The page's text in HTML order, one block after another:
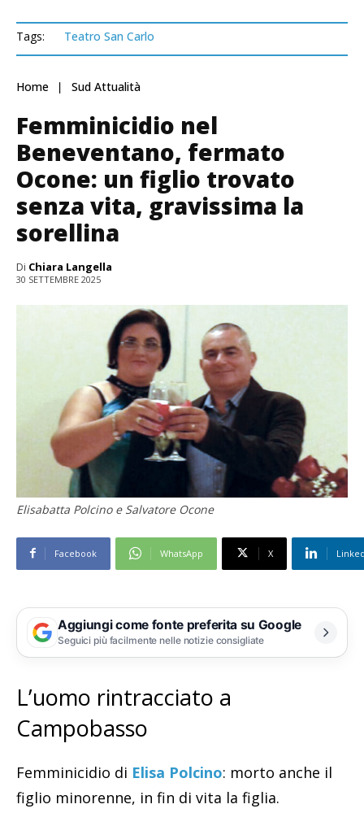
Tags: Teatro San Carlo
Home Sud Attualità
Femminicidio nel
Beneventano, fermato
Ocone: un figlio trovato
senza vita, gravissima la
sorellina
Di Chiara Langella
30 SETTEMBRE 2025
Elisabatta Polcino e Salvatore Ocone
Facebook WhatsApp X
Aggiungi come fonte preferita su Google
Seguici più facilmente nelle notizie consigliate
L’uomo rintracciato a
Campobasso
Femminicidio di Elisa Polcino: morto anche il
figlio minorenne, in fin di vita la figlia.